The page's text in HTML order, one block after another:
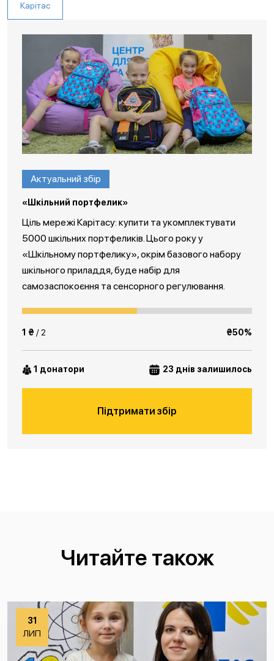
Карітас
Актуальний збір
«Шкільний портфелик»
Ціль мережі Карітасу: купити та укомплектувати
5000 шкільних портфеликів. Цього року у
«Шкільному портфелику», окрім базового набору
шкільного приладдя, буде набір для
самозаспокоєння та сенсорного регулювання.
1 ₴ / 2 ₴50%
1 донатори 23 днів залишилось
Підтримати збір
Читайте також
31
ЛИП